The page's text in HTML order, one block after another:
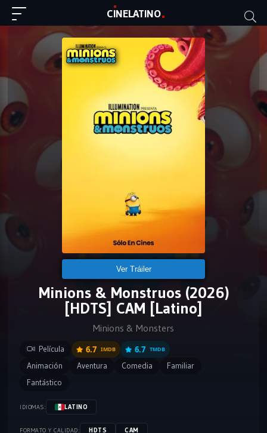
CINELATINO
Ver Tráiler
Minions & Monstruos (2026)
[HDTS] CAM [Latino]
Minions & Monsters
Película 6.7 IMDB 6.7 TMDB
Animación Aventura Comedia
Familiar
Fantástico
IDIOMAS: LATINO
FORMATO Y CALIDAD: HDTS CAM